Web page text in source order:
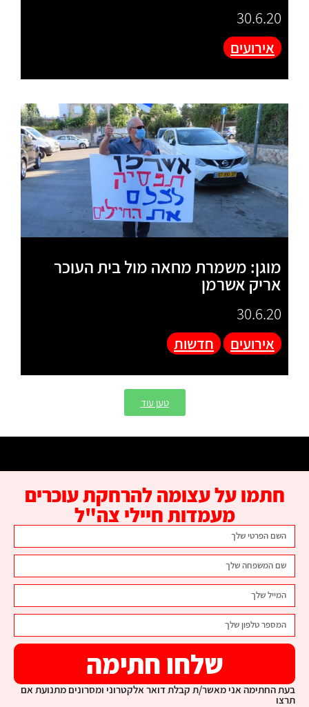
30.6.20
אירועים
מוגן: משמרת מחאה מול בית העוכר
אריק אשרמן
30.6.20
אירועים חדשות
טען עוד
חתמו על עצומה להרחקת עוכרים
מעמדות חיילי צה"ל
שלחו חתימה
בעת החתימה אני מאשר/ת קבלת דואר אלקטרוני ומסרונים מתנועת אם
תרצו